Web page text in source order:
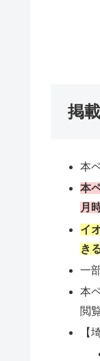
掲
本
本
月
イ
き
一
本
閲
【